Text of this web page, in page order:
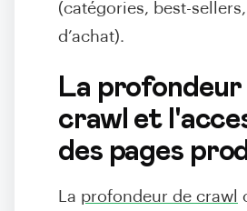
(catégories, best-
d’achat).
La profondeur
crawl et
des pages
La profondeur de crawl